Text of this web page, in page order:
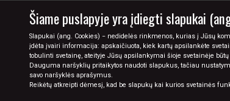
PIRKIMAS
PRISTATYMAS
Šiame puslapyje yra įdiegti slapukai
Slapukai (ang. Cookies) − nedidelės rinkmenos, kurias į Jūsų
įdėta įvairi informacija: apskaičiuota, kiek kartų apsilankėte
tobulinti svetainę, ateityje Jūsų apsilankymai šioje svetainėje būtų
Dauguma naršyklių pritaikytos naudoti slapukus, tačiau
savo naršyklės aprašymus.
Reikėtų atkreipti dėmesį, kad be slapukų kai kurios svetainės